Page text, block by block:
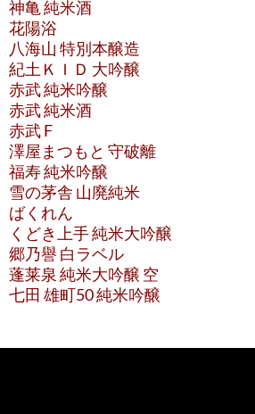
神亀 純米酒
花陽浴
八海山 特別本醸造
紀土ＫＩＤ 大吟醸
赤武 純米吟醸
赤武 純米酒
赤武 F
澤屋まつもと 守破離
福寿 純米吟醸
雪の茅舎 山廃純米
ばくれん
くどき上手 純米大吟醸
郷乃譽 白ラベル
蓬莱泉 純米大吟醸 空
七田 雄町50 純米吟醸